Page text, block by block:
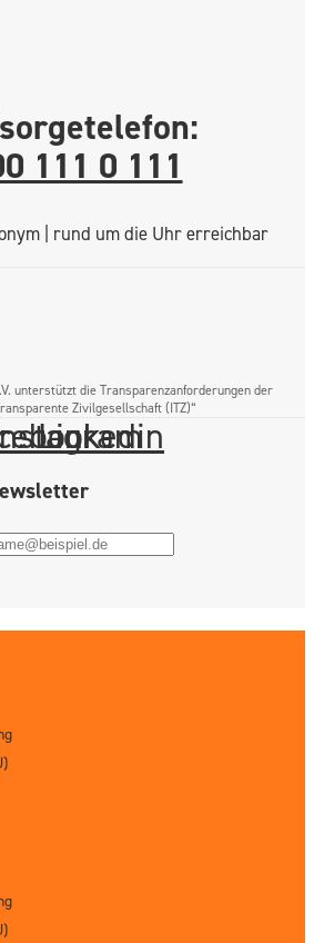
111 0 111
| rund um die Uhr erreichbar
unterstützt die Transparenzanforderungen der
Zivilgesellschaft (ITZ)“
Linkedin